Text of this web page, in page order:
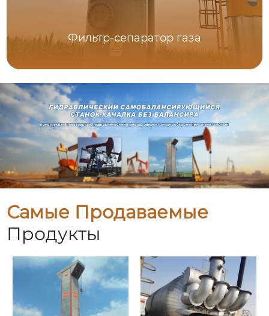
Фильтр-сепаратор газа
Самые Продаваемые
Продукты